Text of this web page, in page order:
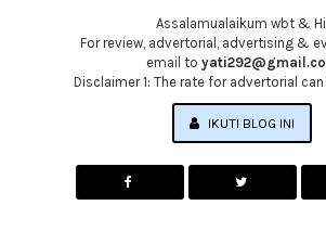
Assalamualaikum wbt &
For review, advertorial, advertising &
email to
Disclaimer 1: The rate for advertorial
IKUTI BLOG INI